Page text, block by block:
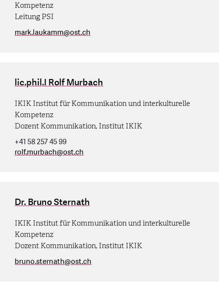
Kompetenz
Leitung PSI
mark.laukamm@ost.ch
lic.phil.I Rolf Murbach
IKIK Institut für Kommunikation und interkulturelle
Kompetenz
Dozent Kommunikation, Institut IKIK
+41 58 257 45 99
rolf.murbach@ost.ch
Dr. Bruno Sternath
IKIK Institut für Kommunikation und interkulturelle
Kompetenz
Dozent Kommunikation, Institut IKIK
bruno.sternath@ost.ch